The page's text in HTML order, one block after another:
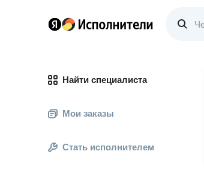
Найти специалиста
Мои заказы
Стать исполнителем